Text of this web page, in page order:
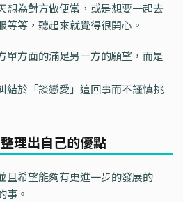
想為對方做便當，或是想要一起去
等，聽起來就覺得很開心。
單方面的滿足另一方的願望，而是
結於「談戀愛」這回事而不謹慎挑
理出自己的優點
且希望能夠有更進一步的發展的
事。